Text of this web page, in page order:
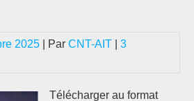
2025 | Par CNT-AIT
3
Télécharger au format